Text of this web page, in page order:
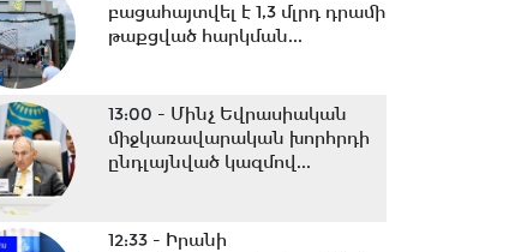
բացահայտվել է 1,3 մլրդ դրամի
թաքցված հարկման...
13:00 - Մինչ Եվրասիական
միջկառավարական խորհրդի
ընդլայնված կազմով...
12:33 - Իրանի